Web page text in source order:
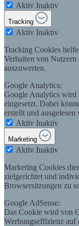
Aktiv Inaktiv
Tracking
Aktiv Inaktiv
Tracking Cookies
Verhalten von Nutzern
auszuwerten.
Google Analytics:
Google Analytics wird
eingesetzt. Dabei
erstellt und ausgelesen
Aktiv Inaktiv
Marketing
Aktiv Inaktiv
Marketing Cookies
zielgerichtet und
Browsersitzungen zu
Google AdSense:
Das Cookie wird von
Werbungseffizienz auf